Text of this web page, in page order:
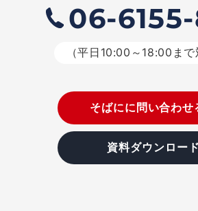
06-
（平日10:00～18:00まで
そばにに問い合わせ
資料ダウンロード